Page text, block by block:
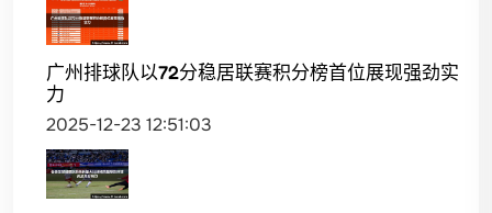
广州排球队以72分稳居联赛积分榜首位展现强劲实
力
2025-12-23 12:51:03